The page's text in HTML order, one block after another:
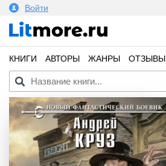
Войти
КНИГИ АВТОРЫ ЖАНРЫ ОТЗЫВЫ